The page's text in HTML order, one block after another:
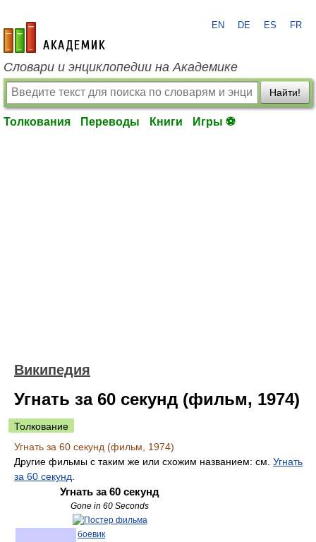
academic.ru
EN DE ES FR
Словари и энциклопедии на Академике
Найти!
Толкования Переводы Книги Игры ⚽
Википедия
Угнать за 60 секунд (фильм, 1974)
Толкование
Угнать за 60 секунд (фильм, 1974)
Другие фильмы с таким же или схожим названием: см. Угнать
за 60 секунд
Угнать за 60 секунд
Gone in 60 Seconds
боевик